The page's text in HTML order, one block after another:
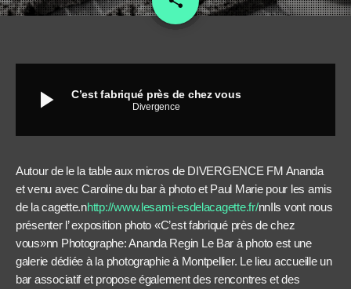
play_arrow C’est fabriqué près de chez vous
Divergence
Autour de le la table aux micros de DIVERGENCE FM Ananda
et venu avec Caroline du bar à photo et Paul Marie pour les amis
de la cagette.nhttp://www.lesami-esdelacagette.fr/nnIls vont nous
présenter l’ exposition photo «C’est fabriqué près de chez
vous»nn Photographe: Ananda Regin Le Bar à photo est une
galerie dédiée à la photographie à Montpellier. Le lieu accueille un
bar associatif et propose également des rencontres et des